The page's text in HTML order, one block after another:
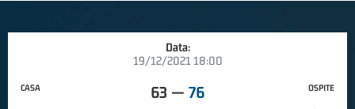
Data:
19/12/2021 18:00
CASA 63 — 76 OSPITE